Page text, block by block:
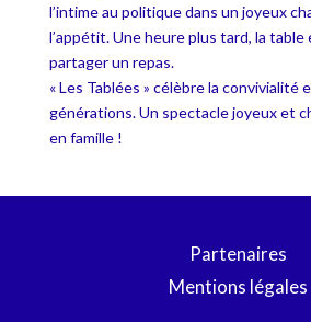
l’intime au politique dans un joyeux
l’appétit. Une heure plus tard, la
partager un repas.
« Les Tablées » célèbre la convivialité
générations. Un spectacle joyeux et
en famille !
Partenaires
Mentions légales